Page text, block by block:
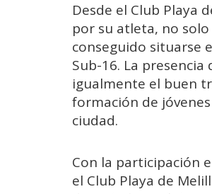
Desde el Club Playa
por su atleta, no
conseguido situarse
Sub-16. La
igualmente el buen
formación de
ciudad.
Con la participación
el Club Playa de